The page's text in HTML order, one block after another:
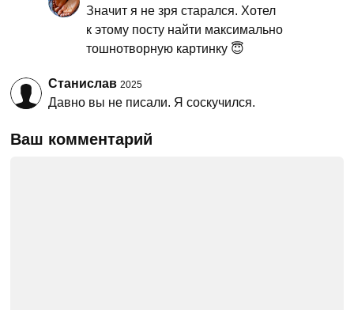
Значит я не зря старался. Хотел
к этому посту найти максимально
тошнотворную картинку 😇
Станислав 2025
Давно вы не писали. Я соскучился.
Ваш комментарий